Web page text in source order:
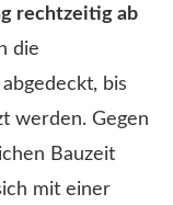
rechtzeitig ab
die
bis
werden. Gegen
Bauzeit
mit einer